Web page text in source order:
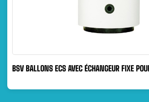
BSV BALLONS ECS AVEC ÉCHANGEUR FIXE